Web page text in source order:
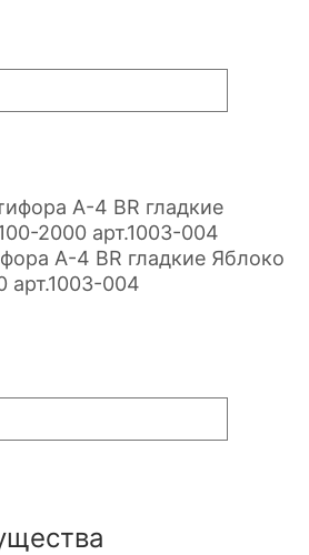
A-4 BR гладкие Яблоко
арт.1003-004